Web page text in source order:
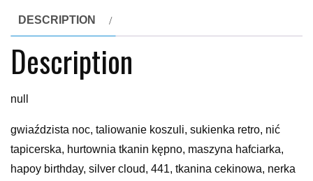
DESCRIPTION
Description
null
gwiaździsta noc, taliowanie koszuli, sukienka retro, nić
tapicerska, hurtownia tkanin kępno, maszyna hafciarka,
hapoy birthday, silver cloud, 441, tkanina cekinowa, nerka